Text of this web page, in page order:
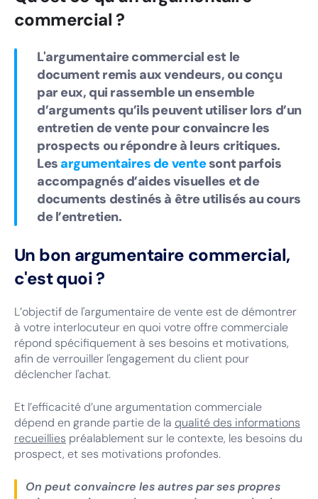
commercial ?
L'argumentaire commercial est le
document remis aux vendeurs, ou conçu
par eux, qui rassemble un ensemble
d’arguments qu’ils peuvent utiliser lors d’un
entretien de vente pour convaincre les
prospects ou répondre à leurs critiques.
Les argumentaires de ventesont parfois
accompagnés d’aides visuelles et de
documents destinés à être utilisés au cours
de l’entretien.
Un bon argumentaire commercial,
c'est quoi ?
L’objectif de l'argumentaire de vente est de démontrer
à votre interlocuteur en quoi votre offre commerciale
répond spécifiquement à ses besoins et motivations,
afin de verrouiller l'engagement du client pour
déclencher l'achat.
Et l’efficacité d’une argumentation commerciale
dépend en grande partie de la qualité des informations
recueillies préalablement sur le contexte, les besoins du
prospect, et ses motivations profondes.
On peut convaincre les autres par ses propres